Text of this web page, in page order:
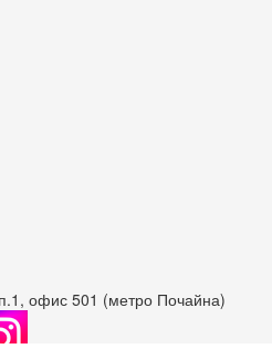
офис 501 (метро Почайна)